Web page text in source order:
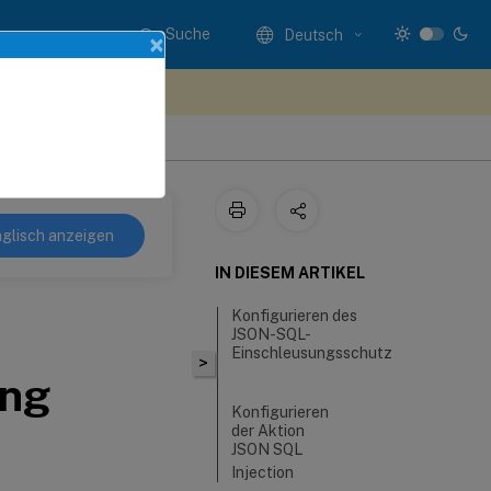
Suche Deutsch
anzeigen
>
IN DIESEM ARTIKEL
Konfigurieren des
JSON-SQL-
Einschleusungsschutz
Konfigurieren
der Aktion
JSON SQL
Injection
×